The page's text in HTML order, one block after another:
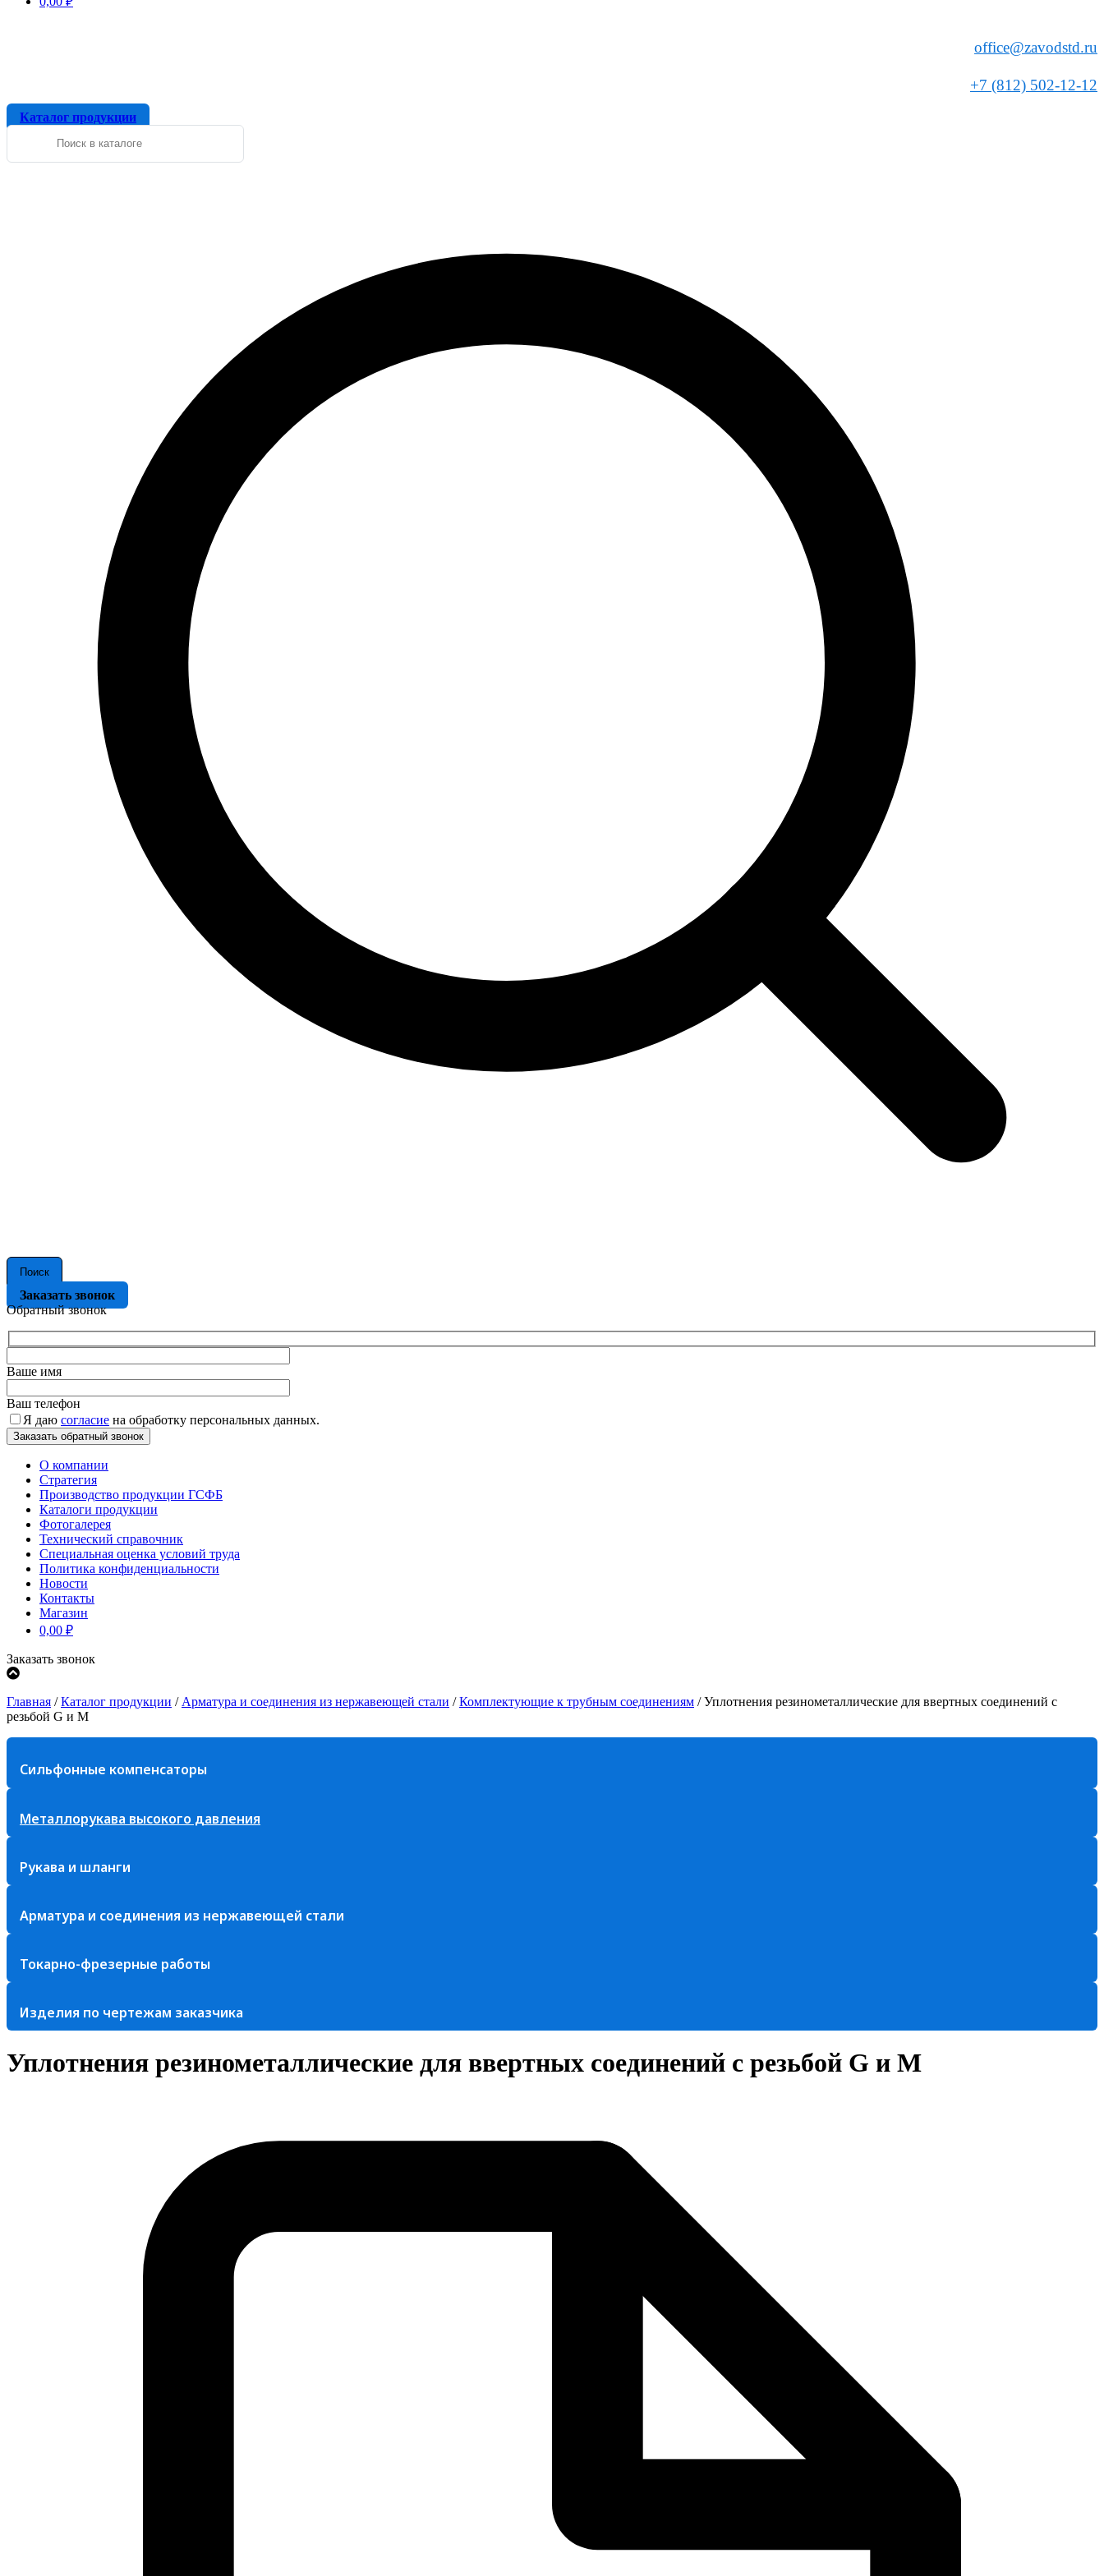
office@zavodstd.ru
+7 (812) 502-12-12
Каталог продукции
Поиск
Заказать звонок
Обратный звонок
Ваше имя
Ваш телефон
Я даю согласие на обработку персональных данных.
О компании
Стратегия
Производство продукции ГСФБ
Каталоги продукции
Фотогалерея
Технический справочник
Специальная оценка условий труда
Политика конфиденциальности
Новости
Контакты
Магазин
0,00 ₽
Заказать звонок
Главная /Каталог продукции / Арматура и соединения из нержавеющей стали /Комплектующие к трубным соединениям /Уплотнения резинометаллические для ввертных соединений с
резьбой G и M
Сильфонные компенсаторы
Металлорукава высокого давления
Рукава и шланги
Арматура и соединения из нержавеющей стали
Токарно-фрезерные работы
Изделия по чертежам заказчика
Уплотнения резинометаллические для ввертных соединений с резьбой G и M